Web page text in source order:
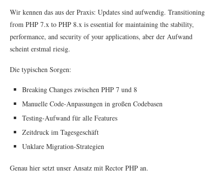
Wir kennen das aus der Praxis: Updates sind aufwendig. Transitioning
from PHP 7.x to PHP 8.x is essential for maintaining the stability,
performance, and security of your applications, aber der Aufwand
scheint erstmal riesig.
Die typischen Sorgen:
Breaking Changes zwischen PHP 7 und 8
Manuelle Code-Anpassungen in großen Codebasen
Testing-Aufwand für alle Features
Zeitdruck im Tagesgeschäft
Unklare Migration-Strategien
Genau hier setzt unser Ansatz mit Rector PHP an.